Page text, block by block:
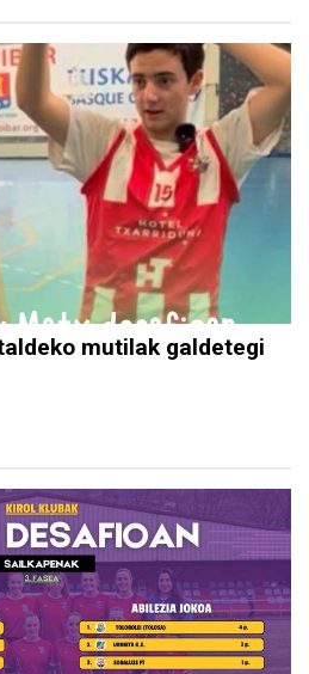
mutilak galdetegi